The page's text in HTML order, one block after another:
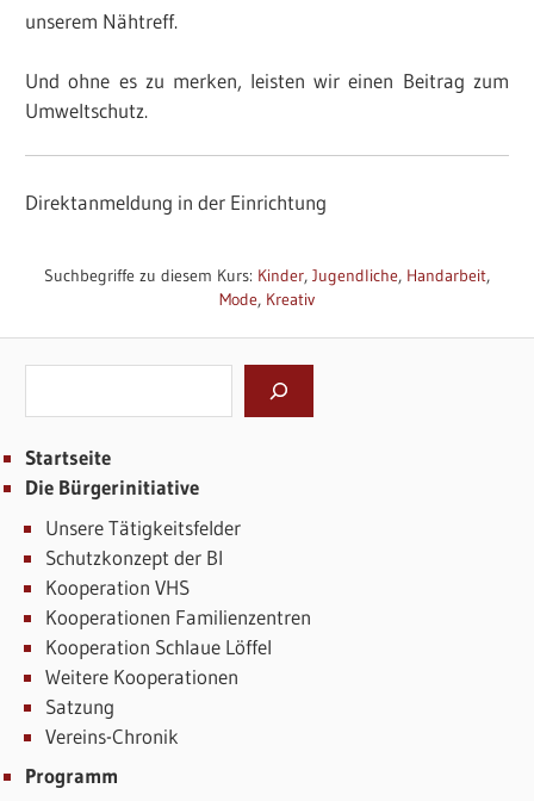
unserem Nähtreff.
Und ohne es zu merken, leisten wir einen Beitrag zum
Umweltschutz.
Direktanmeldung in der Einrichtung
Suchbegriffe zu diesem Kurs: Kinder, Jugendliche, Handarbeit,
Mode, Kreativ
Startseite
Die Bürgerinitiative
Unsere Tätigkeitsfelder
Schutzkonzept der BI
Kooperation VHS
Kooperationen Familienzentren
Kooperation Schlaue Löffel
Weitere Kooperationen
Satzung
Vereins-Chronik
Programm